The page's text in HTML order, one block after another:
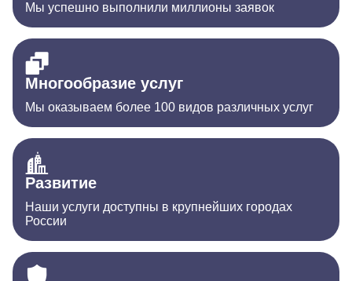
Мы успешно выполнили миллионы заявок
Многообразие услуг
Мы оказываем более 100 видов различных услуг
Развитие
Наши услуги доступны в крупнейших городах
России